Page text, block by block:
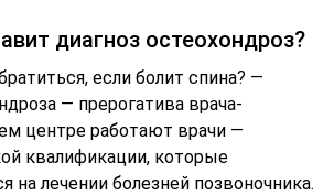
диагноз остеохондроз?
если болит спина? —
— прерогатива врача-
центре работают врачи —
квалификации, которые
на лечении болезней позвоночника.